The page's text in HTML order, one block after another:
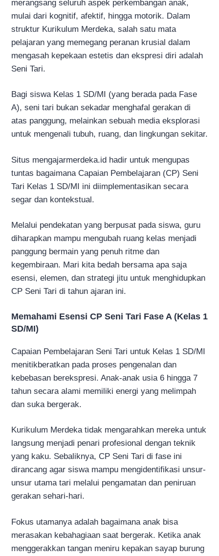
merangsang seluruh aspek perkembangan anak,
mulai dari kognitif, afektif, hingga motorik. Dalam
struktur Kurikulum Merdeka, salah satu mata
pelajaran yang memegang peranan krusial dalam
mengasah kepekaan estetis dan ekspresi diri adalah
Seni Tari.
Bagi siswa Kelas 1 SD/MI (yang berada pada Fase
A), seni tari bukan sekadar menghafal gerakan di
atas panggung, melainkan sebuah media eksplorasi
untuk mengenali tubuh, ruang, dan lingkungan sekitar.
Situs mengajarmerdeka.id hadir untuk mengupas
tuntas bagaimana Capaian Pembelajaran (CP) Seni
Tari Kelas 1 SD/MI ini diimplementasikan secara
segar dan kontekstual.
Melalui pendekatan yang berpusat pada siswa, guru
diharapkan mampu mengubah ruang kelas menjadi
panggung bermain yang penuh ritme dan
kegembiraan. Mari kita bedah bersama apa saja
esensi, elemen, dan strategi jitu untuk menghidupkan
CP Seni Tari di tahun ajaran ini.
Memahami Esensi CP Seni Tari Fase A (Kelas 1
SD/MI)
Capaian Pembelajaran Seni Tari untuk Kelas 1 SD/MI
menitikberatkan pada proses pengenalan dan
kebebasan berekspresi. Anak-anak usia 6 hingga 7
tahun secara alami memiliki energi yang melimpah
dan suka bergerak.
Kurikulum Merdeka tidak mengarahkan mereka untuk
langsung menjadi penari profesional dengan teknik
yang kaku. Sebaliknya, CP Seni Tari di fase ini
dirancang agar siswa mampu mengidentifikasi unsur-
unsur utama tari melalui pengamatan dan peniruan
gerakan sehari-hari.
Fokus utamanya adalah bagaimana anak bisa
merasakan kebahagiaan saat bergerak. Ketika anak
menggerakkan tangan meniru kepakan sayap burung